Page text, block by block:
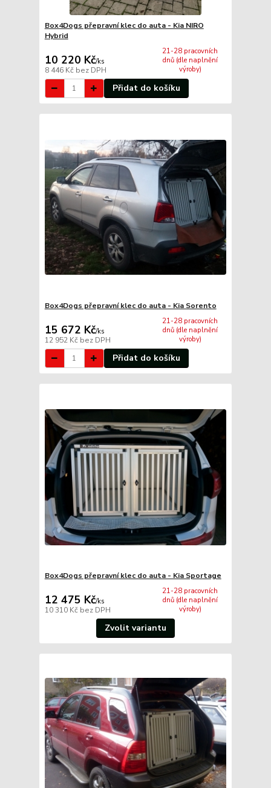
Box4Dogs přepravní klec do auta - Kia NIRO
Hybrid
10 220 Kč/ks
8 446 Kč bez DPH
21-28 pracovních
dnů (dle naplnění
výroby)
Přidat do košíku
Box4Dogs přepravní klec do auta - Kia Sorento
15 672 Kč/ks
12 952 Kč bez DPH
21-28 pracovních
dnů (dle naplnění
výroby)
Přidat do košíku
Box4Dogs přepravní klec do auta - Kia Sportage
12 475 Kč/ks
10 310 Kč bez DPH
21-28 pracovních
dnů (dle naplnění
výroby)
Zvolit variantu